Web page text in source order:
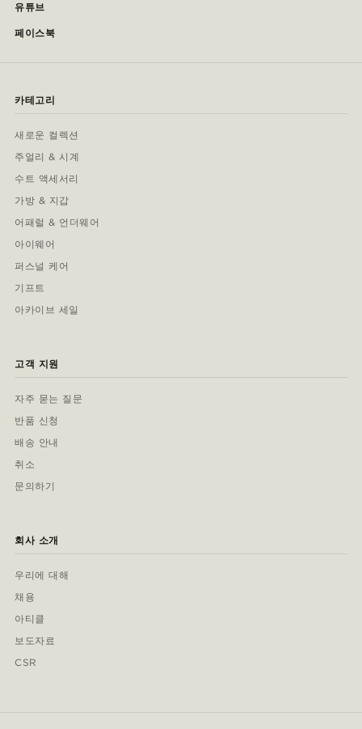
유튜브
페이스북
카테고리
새로운 컬렉션
주얼리 & 시계
수트 액세서리
가방 & 지갑
어패럴 & 언더웨어
아이웨어
퍼스널 케어
기프트
아카이브 세일
고객 지원
자주 묻는 질문
반품 신청
배송 안내
취소
문의하기
회사 소개
우리에 대해
채용
아티클
보도자료
CSR